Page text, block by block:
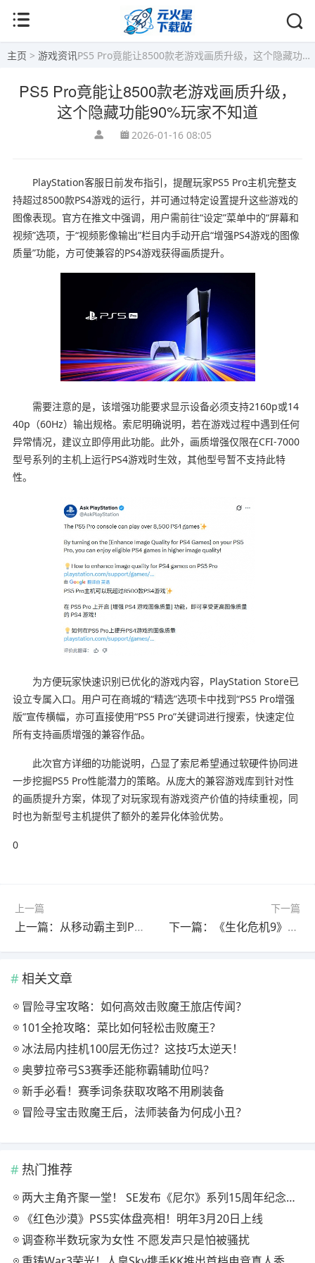
主页 > 游戏资讯PS5 Pro竟能让8500款老游戏画质升级，这个隐藏功能90%玩家不知道
PS5 Pro竟能让8500款老游戏画质升级，
这个隐藏功能90%玩家不知道
2026-01-16 08:05
PlayStation客服日前发布指引，提醒玩家PS5 Pro主机完整支
持超过8500款PS4游戏的运行，并可通过特定设置提升这些游戏的
图像表现。官方在推文中强调，用户需前往“设定”菜单中的“屏幕和
视频”选项，于“视频影像输出”栏目内手动开启“增强PS4游戏的图像
质量”功能，方可使兼容的PS4游戏获得画质提升。
需要注意的是，该增强功能要求显示设备必须支持2160p或14
40p（60Hz）输出规格。索尼明确说明，若在游戏过程中遇到任何
异常情况，建议立即停用此功能。此外，画质增强仅限在CFI-7000
型号系列的主机上运行PS4游戏时生效，其他型号暂不支持此特
性。
为方便玩家快速识别已优化的游戏内容，PlayStation Store已
设立专属入口。用户可在商城的“精选”选项卡中找到“PS5 Pro增强
版”宣传横幅，亦可直接使用“PS5 Pro”关键词进行搜索，快速定位
所有支持画质增强的兼容作品。
此次官方详细的功能说明，凸显了索尼希望通过软硬件协同进
一步挖掘PS5 Pro性能潜力的策略。从庞大的兼容游戏库到针对性
的画质提升方案，体现了对玩家现有游戏资产价值的持续重视，同
时也为新型号主机提供了额外的差异化体验优势。
0
上一篇
上一篇：从移动霸主到PC新贵，这家爆款游戏公司为何突然“叛变”？
下一篇
下一篇：《生化危机9》海报震撼亮相，里昂身旁的神秘女郎竟藏惊天秘密
相关文章
冒险寻宝攻略：如何高效击败魔王旅店传闻？
101全抢攻略：菜比如何轻松击败魔王？
冰法局内挂机100层无伤过？这技巧太逆天！
奥萝拉帝弓S3赛季还能称霸辅助位吗？
新手必看！赛季词条获取攻略不用刷装备
冒险寻宝击败魔王后，法师装备为何成小丑？
热门推荐
两大主角齐聚一堂！ SE发布《尼尔》系列15周年纪念典藏套装
《红色沙漠》PS5实体盘亮相！明年3月20日上线
调查称半数玩家为女性 不愿发声只是怕被骚扰